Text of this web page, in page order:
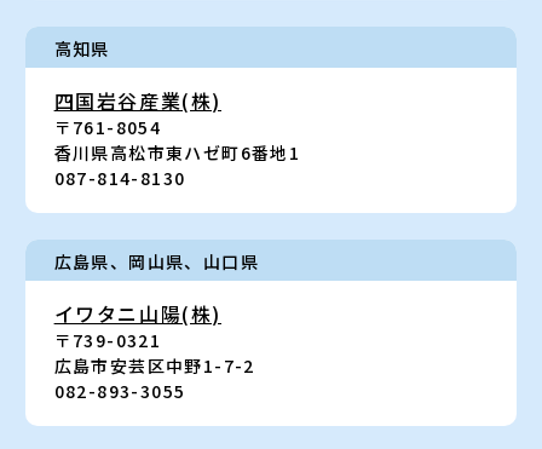
高知県
四国岩谷産業(株)
〒761-8054
香川県高松市東ハゼ町6番地1
087-814-8130
広島県、岡山県、 山口県
イワタニ山陽(株)
〒739-0321
広島市安芸区中野1-7-2
082-893-3055